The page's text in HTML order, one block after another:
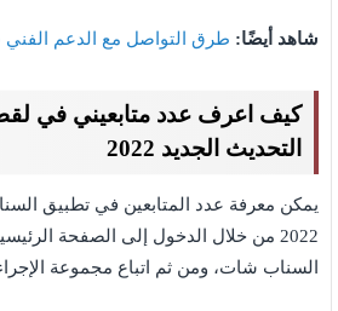
شاهد أيضًا: طرق التواصل مع الدعم
كيف اعرف عدد متابعيني في
التحديث الجديد 2022
يمكن معرفة عدد المتابعين في تطبيق
2022 من خلال الدخول إلى الصفحة
السناب شات، ومن ثم اتباع مجموعة